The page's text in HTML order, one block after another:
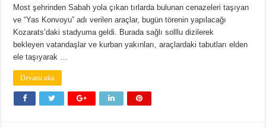
Most şehrinden Sabah yola çıkan tırlarda bulunan cenazeleri taşıyan
ve “Yas Konvoyu” adı verilen araçlar, bugün törenin yapılacağı
Kozarats’daki stadyuma geldi. Burada sağlı solllu dizilerek
bekleyen vatandaşlar ve kurban yakınları, araçlardaki tabutları elden
ele taşıyarak …
Devamı oku